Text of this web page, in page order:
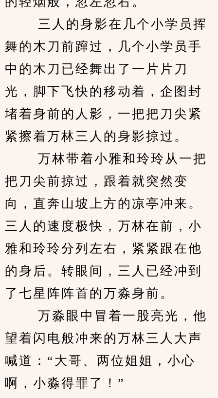
三人的身影在几个小学员挥
舞的木刀前蹿过，几个小学员手
中的木刀已经舞出了一片片刀
光，脚下飞快的移动着，企图封
堵着身前的人影，一把把刀尖紧
紧擦着万林三人的身影掠过。
万林带着小雅和玲玲从一把
把刀尖前掠过，跟着就突然变
向，直奔山坡上方的凉亭冲来。
三人的速度极快，万林在前，小
雅和玲玲分列左右，紧紧跟在他
的身后。转眼间，三人已经冲到
了七星阵阵首的万淼身前。
万淼眼中冒着一股亮光，他
望着闪电般冲来的万林三人大声
喊道：“大哥、两位姐姐，小心
啊，小淼得罪了！”